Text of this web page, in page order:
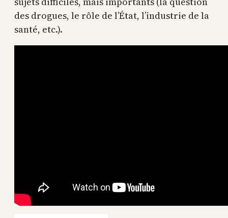
des drogues, le rôle de l’État, l’industrie de la
santé, etc.).